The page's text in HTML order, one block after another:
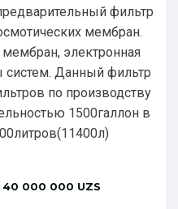
фильтр
мембран.
электронная
систем. Данный фильтр
по производству
1500галлон в
40 000 000 UZS